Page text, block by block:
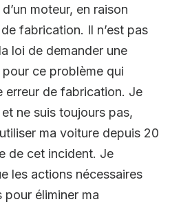
moteur, en raison
de fabrication. Il n’est pas
loi de demander une
ce problème qui
erreur de fabrication. Je
et ne suis toujours pas,
ma voiture depuis 20
de cet incident. Je
les actions nécessaires
pour éliminer ma